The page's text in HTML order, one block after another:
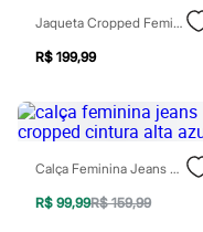
Vestidos
Em alta
Inverno
Novidades
Roupas
Bermudas
Camisas
Calças
Jaqueta Cropped Feminina Jeans Azul
R$ 199,99
Calça Feminina Jeans Cropped Cintura Alta Azul
R$ 99,99R$ 159,99